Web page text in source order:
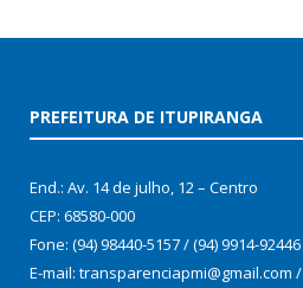
PREFEITURA DE ITUPIRANGA
End.: Av. 14 de julho, 12 – Centro
CEP: 68580-000
Fone: (94) 98440-5157 / (94) 9914-92446
E-mail: transparenciapmi@gmail.com /